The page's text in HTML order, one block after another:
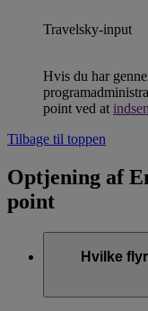
Travelsky-input
Hvis du har
point ved at
Tilbage til toppen
Optjening af
point
Hvilke